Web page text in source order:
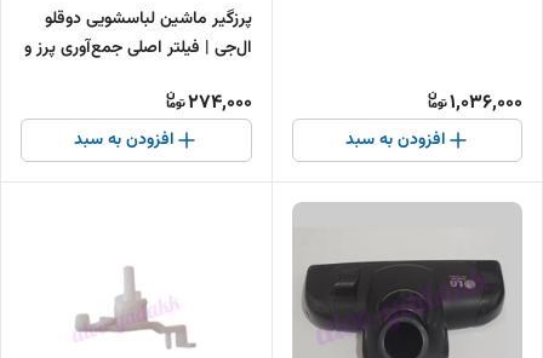
1,036,000
افزودن به سبد
پرزگیر ماشین لباسشویی دوقلو
ال‌جی | فیلتر اصلی جمع‌آوری پرز و
274,000
افزودن به سبد